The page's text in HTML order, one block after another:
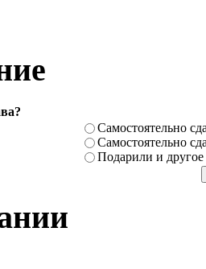
Самостоя­тельно
Самостоя­тельно
Подарили­ и другое